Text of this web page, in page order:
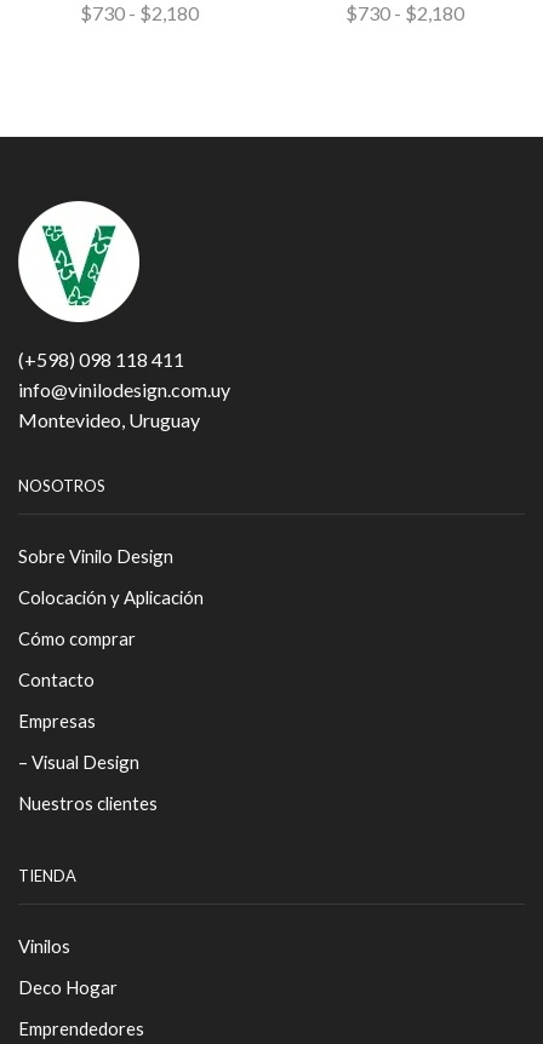
$730 - $2,180 $730 - $2,180
(+598) 098 118 411
info@vinilodesign.com.uy
Montevideo, Uruguay
NOSOTROS
Sobre Vinilo Design
Colocación y Aplicación
Cómo comprar
Contacto
Empresas
– Visual Design
Nuestros clientes
TIENDA
Vinilos
Deco Hogar
Emprendedores